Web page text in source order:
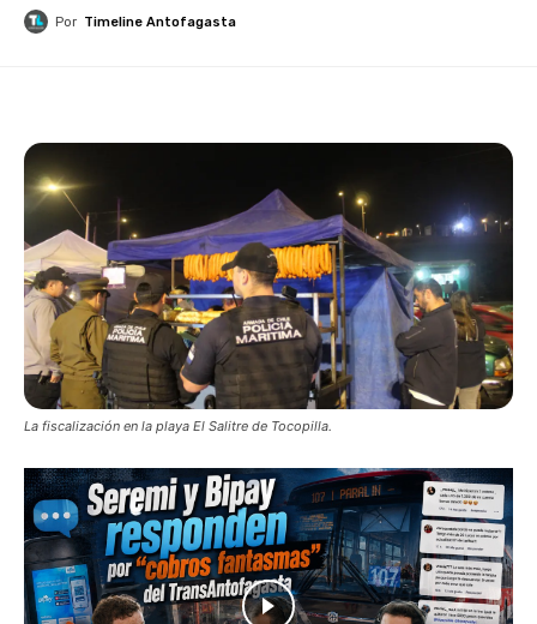
Por Timeline Antofagasta
La fiscalización en la playa El Salitre de Tocopilla.